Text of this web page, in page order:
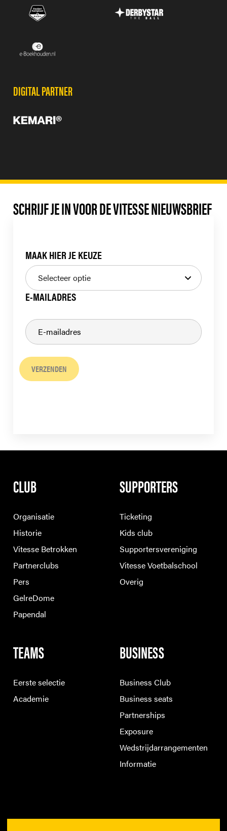
DIGITAL PARTNER
SCHRIJF JE IN VOOR DE VITESSE NIEUWSBRIEF
MAAK HIER JE KEUZE
E-MAILADRES
VERZENDEN
CLUB
Organisatie
Historie
Vitesse Betrokken
Partnerclubs
Pers
GelreDome
Papendal
SUPPORTERS
Ticketing
Kids club
Supportersvereniging
Vitesse Voetbalschool
Overig
TEAMS
Eerste selectie
Academie
BUSINESS
Business Club
Business seats
Partnerships
Exposure
Wedstrijdarrangementen
Informatie